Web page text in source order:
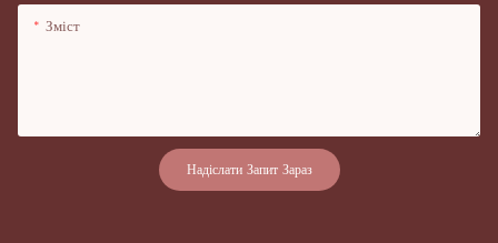
Зміст
Надіслати Запит Зараз